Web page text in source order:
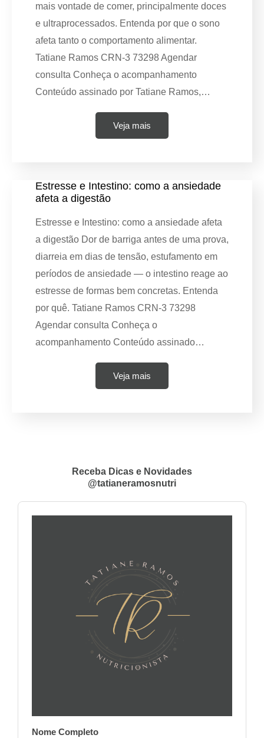
mais vontade de comer, principalmente doces
e ultraprocessados. Entenda por que o sono
afeta tanto o comportamento alimentar.
Tatiane Ramos CRN-3 73298 Agendar
consulta Conheça o acompanhamento
Conteúdo assinado por Tatiane Ramos,…
Veja mais
Estresse e Intestino: como a ansiedade
afeta a digestão
Estresse e Intestino: como a ansiedade afeta
a digestão Dor de barriga antes de uma prova,
diarreia em dias de tensão, estufamento em
períodos de ansiedade — o intestino reage ao
estresse de formas bem concretas. Entenda
por quê. Tatiane Ramos CRN-3 73298
Agendar consulta Conheça o
acompanhamento Conteúdo assinado…
Veja mais
Receba Dicas e Novidades
@tatianeramosnutri
Nome Completo